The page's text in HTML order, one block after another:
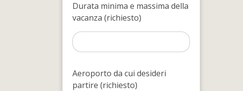
Durata minima e massima della
vacanza (richiesto)
Aeroporto da cui desideri
partire (richiesto)